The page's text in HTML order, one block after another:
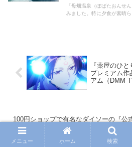
「母畑温泉（ぼばたおんせ
みました。特に夕食が素晴
『薬屋のひ
プレミアム作
アム（DMM
100円ショップで有名なダイソーの『公
通販ダイソーネットストア』でApple
Watch関係の商品「いろいろなスマート
ウォッチバンド」を見つけました❣
メニュー ホーム 検索